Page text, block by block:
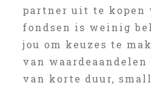
partner uit te kopen
fondsen is weinig
jou om keuzes te
van
van korte duur,